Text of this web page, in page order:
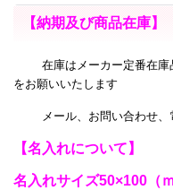
【納期及び商品在庫】
在庫はメーカー定番在庫
をお願いいたします
メール、お問い合わせ、
【名入れについて】
名入れサイズ50×100（